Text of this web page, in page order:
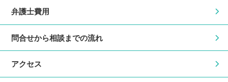
弁護士費用
問合せから相談までの流れ
アクセス